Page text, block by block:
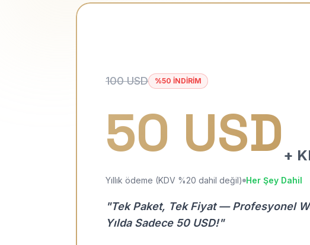
100 USD %50 İNDİRİM
50 USD +
Yıllık ödeme (KDV %20 dahil değil) Her Şey Dahil
"Tek Paket, Tek Fiyat — Profesyonel
Yılda Sadece 50 USD!"